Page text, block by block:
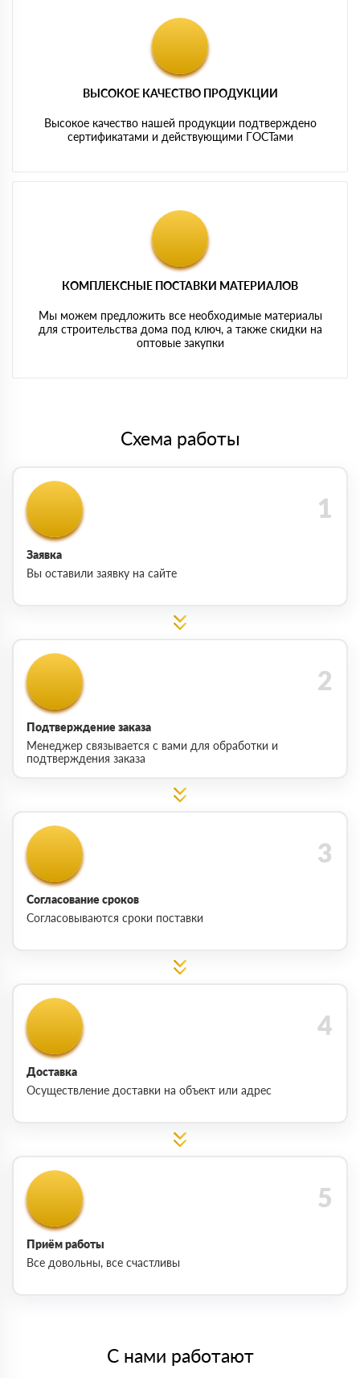
ВЫСОКОЕ КАЧЕСТВО ПРОДУКЦИИ
Высокое качество нашей продукции подтверждено
сертификатами и действующими ГОСТами
КОМПЛЕКСНЫЕ ПОСТАВКИ МАТЕРИАЛОВ
Мы можем предложить все необходимые материалы
для строительства дома под ключ, а также скидки на
оптовые закупки
Схема работы
Заявка
Вы оставили заявку на сайте
Подтверждение заказа
Менеджер связывается с вами для обработки и
подтверждения заказа
Согласование сроков
Согласовываются сроки поставки
Доставка
Осуществление доставки на объект или адрес
Приём работы
Все довольны, все счастливы
С нами работают